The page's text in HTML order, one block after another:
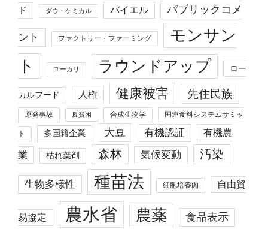
ド ダウ・ケミカル バイエル パブリックコメ
ント ファクトリー・ファーミング
モンサン
ト
ユーカリ ラウンドアップ ロー
カルフード 人権 健康被害 先住民族
原発事故 反貧困 合成生物学 国連食料システムサミッ
ト 多国籍企業 大豆 有機認証 有機農
業 枯れ葉剤 森林 気候変動 汚染
生物多様性 種苗法 細胞培養肉 自由貿
易協定 農水省 農薬 食品表示